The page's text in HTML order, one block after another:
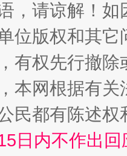
境
，请谅解！
位版权和其它
有权先行撤
本网根据有
民都有陈述
日内不作出